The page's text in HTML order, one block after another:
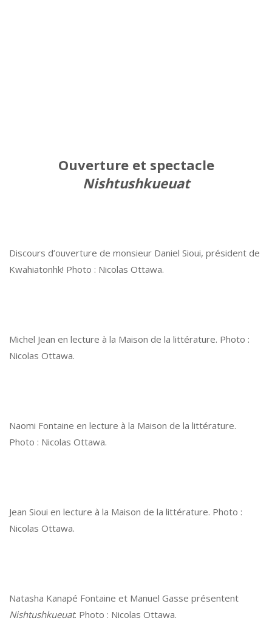
Ouverture et spectacle
Nishtushkueuat
Discours d’ouverture de monsieur Daniel Sioui, président de
Kwahiatonhk! Photo : Nicolas Ottawa.
Michel Jean en lecture à la Maison de la littérature. Photo :
Nicolas Ottawa.
Naomi Fontaine en lecture à la Maison de la littérature.
Photo : Nicolas Ottawa.
Jean Sioui en lecture à la Maison de la littérature. Photo :
Nicolas Ottawa.
Natasha Kanapé Fontaine et Manuel Gasse présentent
Nishtushkueuat. Photo : Nicolas Ottawa.